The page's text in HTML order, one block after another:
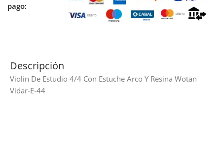
pago:
Descripción
Violin De Estudio 4/4 Con Estuche Arco Y Resina Wotan
Vidar-E-44